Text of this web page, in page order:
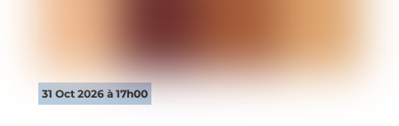
31 Oct 2026 à 17h00